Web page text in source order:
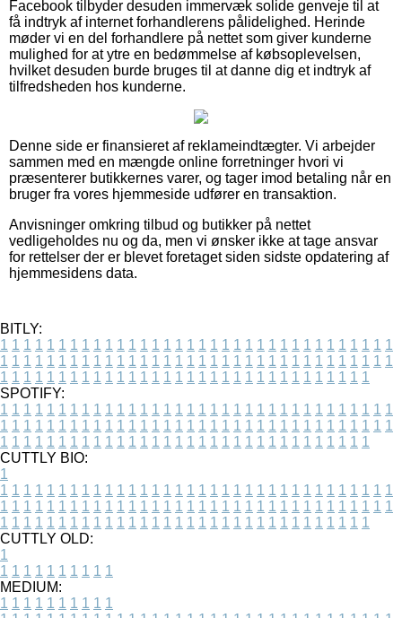
Facebook tilbyder desuden immervæk solide genveje til at
få indtryk af internet forhandlerens pålidelighed. Herinde
møder vi en del forhandlere på nettet som giver kunderne
mulighed for at ytre en bedømmelse af købsoplevelsen,
hvilket desuden burde bruges til at danne dig et indtryk af
tilfredsheden hos kunderne.
Denne side er finansieret af reklameindtægter. Vi arbejder
sammen med en mængde online forretninger hvori vi
præsenterer butikkernes varer, og tager imod betaling når en
bruger fra vores hjemmeside udfører en transaktion.
Anvisninger omkring tilbud og butikker på nettet
vedligeholdes nu og da, men vi ønsker ikke at tage ansvar
for rettelser der er blevet foretaget siden sidste opdatering af
hjemmesidens data.
BITLY:
1 1 1 1 1 1 1 1 1 1 1 1 1 1 1 1 1 1 1 1 1 1 1 1 1 1 1 1 1 1 1 1 1 1
1 1 1 1 1 1 1 1 1 1 1 1 1 1 1 1 1 1 1 1 1 1 1 1 1 1 1 1 1 1 1 1 1 1
1 1 1 1 1 1 1 1 1 1 1 1 1 1 1 1 1 1 1 1 1 1 1 1 1 1 1 1 1 1 1 1
SPOTIFY:
1 1 1 1 1 1 1 1 1 1 1 1 1 1 1 1 1 1 1 1 1 1 1 1 1 1 1 1 1 1 1 1 1 1
1 1 1 1 1 1 1 1 1 1 1 1 1 1 1 1 1 1 1 1 1 1 1 1 1 1 1 1 1 1 1 1 1 1
1 1 1 1 1 1 1 1 1 1 1 1 1 1 1 1 1 1 1 1 1 1 1 1 1 1 1 1 1 1 1 1
CUTTLY BIO:
1
1 1 1 1 1 1 1 1 1 1 1 1 1 1 1 1 1 1 1 1 1 1 1 1 1 1 1 1 1 1 1 1 1 1
1 1 1 1 1 1 1 1 1 1 1 1 1 1 1 1 1 1 1 1 1 1 1 1 1 1 1 1 1 1 1 1 1 1
1 1 1 1 1 1 1 1 1 1 1 1 1 1 1 1 1 1 1 1 1 1 1 1 1 1 1 1 1 1 1 1
CUTTLY OLD:
1
1 1 1 1 1 1 1 1 1 1
MEDIUM:
1 1 1 1 1 1 1 1 1 1